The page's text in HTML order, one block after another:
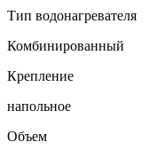
Тип водонагревателя
Комбинированный
Крепление
напольное
Объем